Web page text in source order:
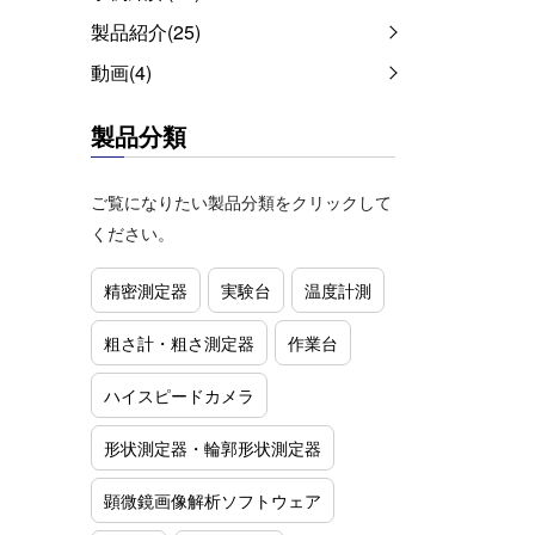
製品紹介(25)
動画(4)
製品分類
ご覧になりたい製品分類をクリックして
ください。
精密測定器 実験台 温度計測
粗さ計・粗さ測定器 作業台
ハイスピードカメラ
形状測定器・輪郭形状測定器
顕微鏡画像解析ソフトウェア